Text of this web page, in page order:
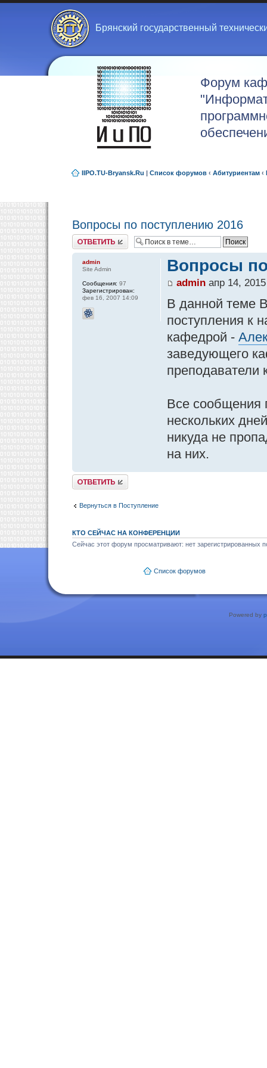
Брянский государственный
Форум
IIPO.TU-Bryansk.Ru | Список форумов ‹ Абитуриентам ‹
Вопросы по поступлению 2016
Ответить
Вопросы
admin апр 14,
В данной теме
поступления к
кафедрой -
заведующего
преподаватели
Все сообщения
нескольких
никуда не
на них.
admin
Site Admin
Сообщения: 97
Зарегистрирован:
фев 16, 2007 14:09
Ответить
Вернуться в Поступление
КТО СЕЙЧАС НА КОНФЕРЕНЦИИ
Сейчас этот форум просматривают: нет зарегистрированных
Список форумов
Powered by